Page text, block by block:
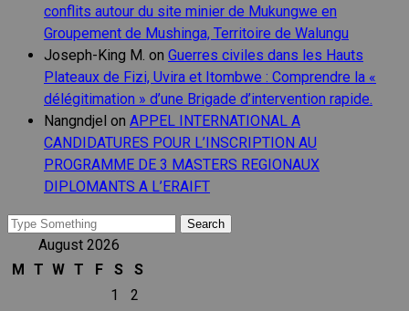
conflits autour du site minier de Mukungwe en
Groupement de Mushinga, Territoire de Walungu
Joseph-King M. on Guerres civiles dans les Hauts
Plateaux de Fizi, Uvira et Itombwe : Comprendre la «
délégitimation » d’une Brigade d’intervention rapide.
Nangndjel on APPEL INTERNATIONAL A
CANDIDATURES POUR L’INSCRIPTION AU
PROGRAMME DE 3 MASTERS REGIONAUX
DIPLOMANTS A L’ERAIFT
Search
August 2026
M T W T F S
S
1
2